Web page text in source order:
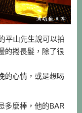
平山先生說可以拍
的捲長髮，除了很
的心情，或是想喝
多麼棒，他的BAR